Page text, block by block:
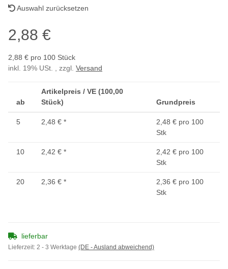
Auswahl zurücksetzen
2,88 €
2,88 € pro 100 Stück
inkl. 19% USt. , zzgl. Versand
ab
Artikelpreis / VE (100,00
Stück)
Grundpreis
5 2,48 € *
2,48 € pro 100
Stk
10 2,42 € *
2,42 € pro 100
Stk
20 2,36 € *
2,36 € pro 100
Stk
lieferbar
Lieferzeit: 2 - 3 Werktage (DE - Ausland abweichend)